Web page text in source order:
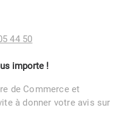
44 50
importe !
de Commerce et
à donner votre avis sur